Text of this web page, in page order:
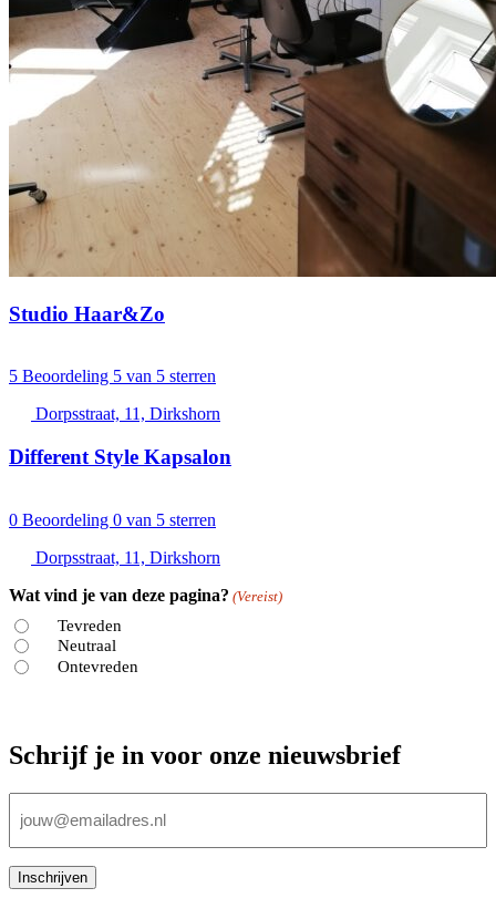
Studio Haar&Zo
5 Beoordeling 5 van 5 sterren
Dorpsstraat, 11, Dirkshorn
Different Style Kapsalon
0 Beoordeling 0 van 5 sterren
Dorpsstraat, 11, Dirkshorn
Wat vind je van deze pagina? (Vereist)
Tevreden
Neutraal
Ontevreden
Schrijf je in voor onze nieuwsbrief
mailadres
Inschrijven